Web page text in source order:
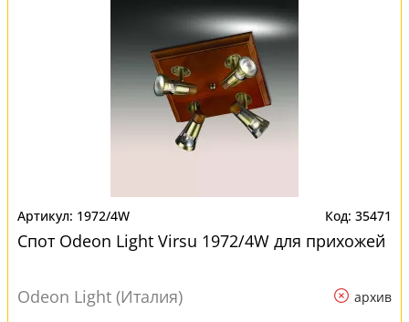
1972/4W 35471
Спот Odeon Light Virsu 1972/4W для прихожей
Odeon Light (Италия) архив